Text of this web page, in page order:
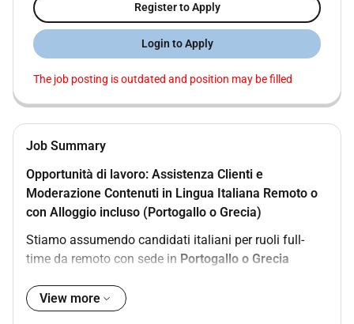
Register to Apply
Login to Apply
The job posting is outdated and position may be filled
Job Summary
Opportunità di lavoro: Assistenza Clienti e
Moderazione Contenuti in Lingua Italiana Remoto o
con Alloggio incluso (Portogallo o Grecia)
Stiamo assumendo candidati italiani per ruoli full-
time da remoto con sede in Portogallo o Grecia
È unottima occasione per iniziare o far crescere una
carriera internazionale con contratto stabile e
View more